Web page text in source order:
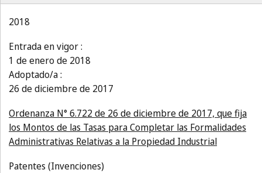
2018
Entrada en vigor :
1 de enero de 2018
Adoptado/a :
26 de diciembre de 2017
Ordenanza N° 6.722 de 26 de diciembre de 2017, que fija
los Montos de las Tasas para Completar las Formalidades
Administrativas Relativas a la Propiedad Industrial
Patentes (Invenciones)